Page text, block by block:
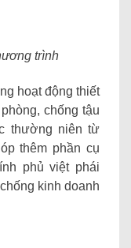
trình
hoạt động thiết
chống tậu
thường niên từ
thêm phần cụ
phủ việt phái
kinh doanh